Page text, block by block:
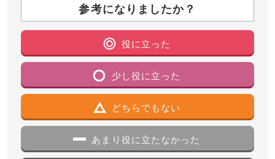
参考になりましたか？
役に立った
少し役に立った
どちらでもない
あまり役に立たなかった